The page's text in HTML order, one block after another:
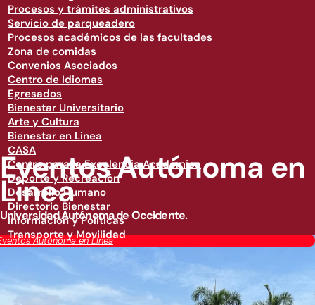
Procesos y trámites administrativos
Servicio de parqueadero
Procesos académicos de las facultades
Zona de comidas
Convenios Asociados
Centro de Idiomas
Egresados
Bienestar Universitario
Arte y Cultura
Bienestar en Linea
CASA
Centro para la Excelencia Académica
Deporte y Recreación
Desarrollo Humano
Directorio Bienestar
Información y Políticas
Transporte y Movilidad
Autónoma en Línea
Eventos Autónoma en
Línea
Universidad Autónoma de Occidente.